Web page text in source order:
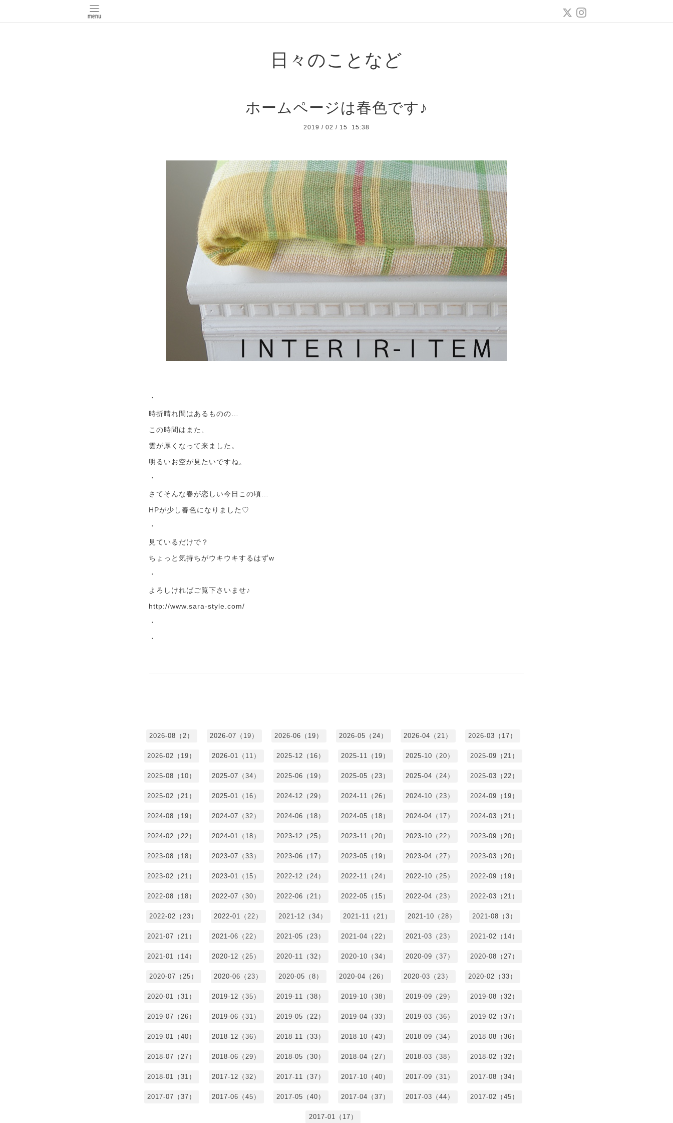
日々のことなど
ホームページは春色です♪
2019 / 02 / 15 15:38
・
時折晴れ間はあるものの…
この時間はまた、
雲が厚くなって来ました。
明るいお空が見たいですね。
・
さてそんな春が恋しい今日この頃…
HPが少し春色になりました♡
・
見ているだけで？
ちょっと気持ちがウキウキするはずw
・
よろしければご覧下さいませ♪
http://www.sara-style.com/
・
・
2026-08（2） 2026-07（19） 2026-06（19） 2026-05（24） 2026-04（21） 2026-03（17）
2026-02（19） 2026-01（11） 2025-12（16） 2025-11（19） 2025-10（20） 2025-09（21）
2025-08（10） 2025-07（34） 2025-06（19） 2025-05（23） 2025-04（24） 2025-03（22）
2025-02（21） 2025-01（16） 2024-12（29） 2024-11（26） 2024-10（23） 2024-09（19）
2024-08（19） 2024-07（32） 2024-06（18） 2024-05（18） 2024-04（17） 2024-03（21）
2024-02（22） 2024-01（18） 2023-12（25） 2023-11（20） 2023-10（22） 2023-09（20）
2023-08（18） 2023-07（33） 2023-06（17） 2023-05（19） 2023-04（27） 2023-03（20）
2023-02（21） 2023-01（15） 2022-12（24） 2022-11（24） 2022-10（25） 2022-09（19）
2022-08（18） 2022-07（30） 2022-06（21） 2022-05（15） 2022-04（23） 2022-03（21）
2022-02（23） 2022-01（22） 2021-12（34） 2021-11（21） 2021-10（28） 2021-08（3）
2021-07（21） 2021-06（22） 2021-05（23） 2021-04（22） 2021-03（23） 2021-02（14）
2021-01（14） 2020-12（25） 2020-11（32） 2020-10（34） 2020-09（37） 2020-08（27）
2020-07（25） 2020-06（23） 2020-05（8） 2020-04（26） 2020-03（23） 2020-02（33）
2020-01（31） 2019-12（35） 2019-11（38） 2019-10（38） 2019-09（29） 2019-08（32）
2019-07（26） 2019-06（31） 2019-05（22） 2019-04（33） 2019-03（36） 2019-02（37）
2019-01（40） 2018-12（36） 2018-11（33） 2018-10（43） 2018-09（34） 2018-08（36）
2018-07（27） 2018-06（29） 2018-05（30） 2018-04（27） 2018-03（38） 2018-02（32）
2018-01（31） 2017-12（32） 2017-11（37） 2017-10（40） 2017-09（31） 2017-08（34）
2017-07（37） 2017-06（45） 2017-05（40） 2017-04（37） 2017-03（44） 2017-02（45）
2017-01（17）